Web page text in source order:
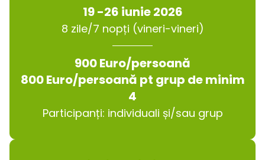
19 -26 iunie 2026
8 zile/7 nopți (vineri-vineri)
900 Euro/persoană
800 Euro/persoană pt grup de minim
4
Participanți: individuali și/sau grup